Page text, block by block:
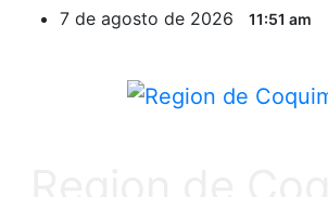
7 de agosto de 2026 11:51 am